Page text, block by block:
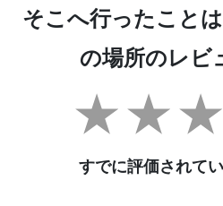
そこへ行ったこと
の場所のレビ
すでに評価されて